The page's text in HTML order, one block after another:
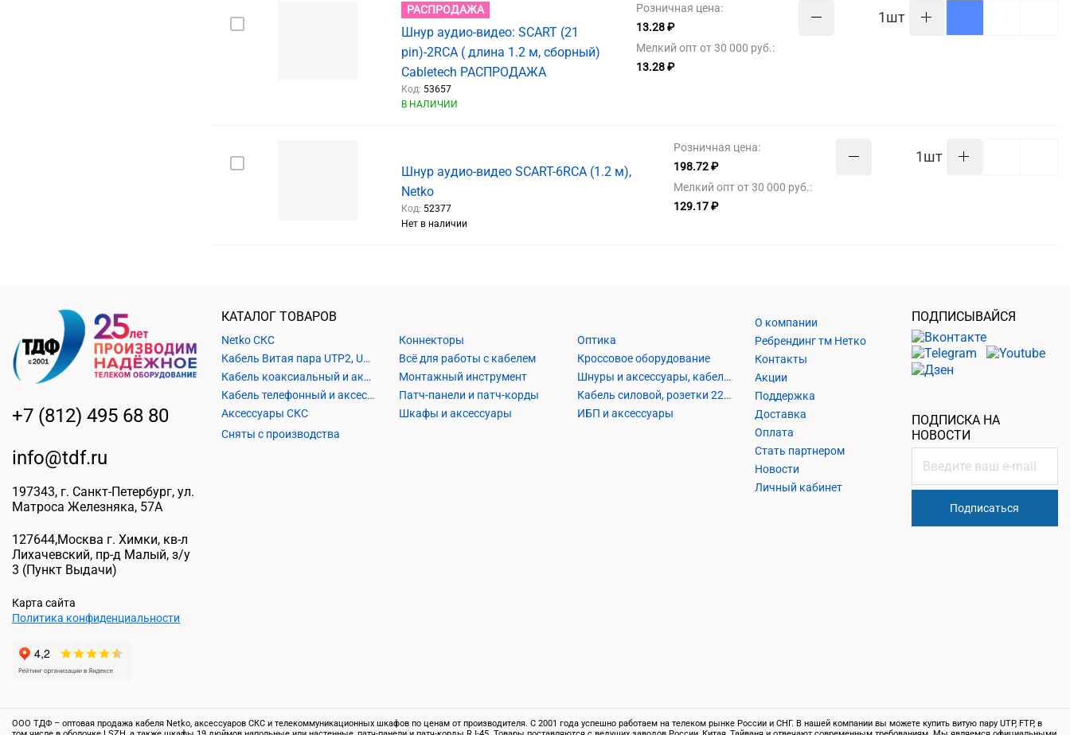
РАСПРОДАЖА
Шнур аудио-видео: SCART (21
pin)-2RCA ( длина 1.2 м, сборный)
Cabletech РАСПРОДАЖА
Код: 53657
В НАЛИЧИИ
Розничная цена:
13.28 ₽
Мелкий опт от 30 000 руб.:
13.28 ₽
шт
Шнур аудио-видео SCART-6RCA (1.2 м),
Netko
Код: 52377
Нет в наличии
Розничная цена:
198.72 ₽
Мелкий опт от 30 000 руб.:
129.17 ₽
шт
+7 (812) 495 68 80
info@tdf.ru
197343, г. Санкт-Петербург, ул.
Матроса Железняка, 57A
127644,Москва г. Химки, кв-л
Лихачевский, пр-д Малый, з/у
3 (Пункт Выдачи)
Карта сайта
Политика конфиденциальности
КАТАЛОГ ТОВАРОВ
Netko СКС
Кабель Витая пара UTP2, UTP4, FTP2, FTP4
Кабель коаксиальный и аксессуары
Кабель телефонный и аксессуары
Аксессуары СКС
Коннекторы
Всё для работы с кабелем
Монтажный инструмент
Патч-панели и патч-корды
Шкафы и аксессуары
Оптика
Кроссовое оборудование
Шнуры и аксессуары, кабельные наконечники
Кабель силовой, розетки 220В, выключатели 220В, сетевые фильтры
ИБП и аксессуары
Сняты с производства
О компании
Ребрендинг тм Нетко
Контакты
Акции
Поддержка
Доставка
Оплата
Стать партнером
Новости
Личный кабинет
ПОДПИСЫВАЙСЯ
ПОДПИСКА НА
НОВОСТИ
Подписаться
ООО ТДФ – оптовая продажа кабеля Netko, аксессуаров СКС и телекоммуникационных шкафов по ценам от производителя. С 2001 года успешно работаем на телеком рынке России и СНГ. В нашей компании вы можете купить витую пару UTP, FTP, в